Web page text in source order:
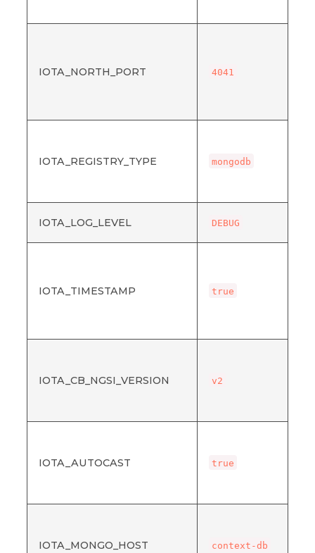
IOTA_NORTH_PORT 4041
IOTA_REGISTRY_TYPE mongodb
IOTA_LOG_LEVEL DEBUG
IOTA_TIMESTAMP true
IOTA_CB_NGSI_VERSION v2
IOTA_AUTOCAST true
IOTA_MONGO_HOST context-db